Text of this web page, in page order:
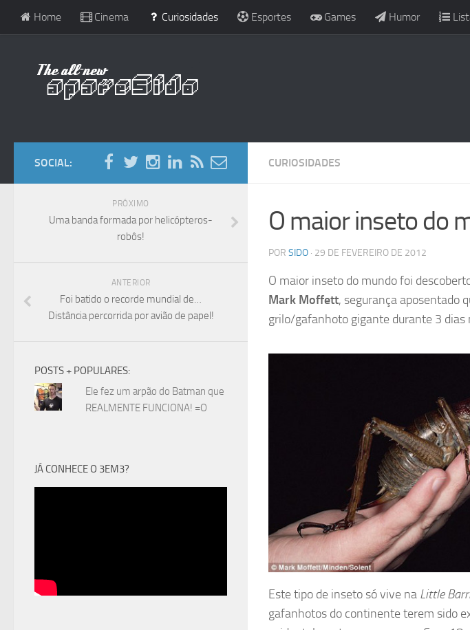
Home Cinema Curiosidades Esportes Games Humor
CURIOSIDADES
O maior inseto do
POR SIDO · 29 DE FEVEREIRO DE 2012
O maior inseto do mundo foi
Mark Moffett, segurança aposentado
grilo/gafanhoto gigante durante 3 dias
Este tipo de inseto só vive na Little
gafanhotos do continente terem sido
SOCIAL:
PRÓXIMO
Uma banda formada por helicópteros-
robôs!
ANTERIOR
Foi batido o recorde mundial de…
Distância percorrida por avião de papel!
POSTS + POPULARES:
Ele fez um arpão do Batman que
REALMENTE FUNCIONA! =O
JÁ CONHECE O 3EM3?